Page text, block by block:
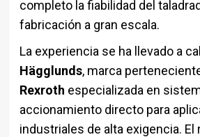
completo la fiabilidad del
fabricación a gran escala.
La experiencia se ha llevado a
Hägglunds, marca
Rexroth especializada en
accionamiento directo para
industriales de alta exigencia.